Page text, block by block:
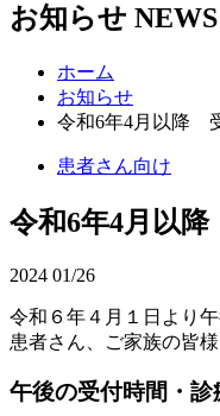
お知らせ NEWS
ホーム
お知らせ
令和6年4月以降
患者さん向け
令和6年4月以
2024 01/26
令和６年４月１日より
患者さん、ご家族の皆
午後の受付時間・診